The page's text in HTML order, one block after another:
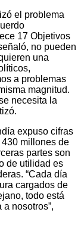
el problema
17 Objetivos
no pueden
una
a problemas
magnitud.
necesita la
expuso cifras
millones de
partes son
de utilidad es
“Cada día
cargados de
todo está
nosotros”,